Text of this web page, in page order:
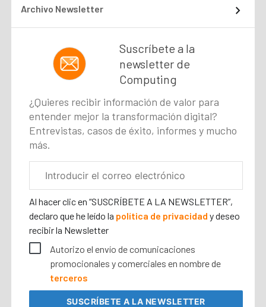
Archivo Newsletter
Suscríbete a la
newsletter de
Computing
¿Quieres recibir información de valor para
entender mejor la transformación digital?
Entrevistas, casos de éxito, informes y mucho
más.
electrónico
Al hacer clic en “SUSCRÍBETE A LA NEWSLETTER”,
declaro que he leído la política de privacidady deseo
recibir la Newsletter
Autorizo el envío de comunicaciones
promocionales y comerciales en nombre de
terceros
SUSCRÍBETEA LA NEWSLETTER